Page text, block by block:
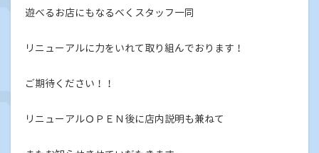
遊べるお店にもなるべくスタッフ一同
リニューアルに力をいれて取り組んでおります！
ご期待ください！！
リニューアルＯＰＥＮ後に店内説明も兼ねて